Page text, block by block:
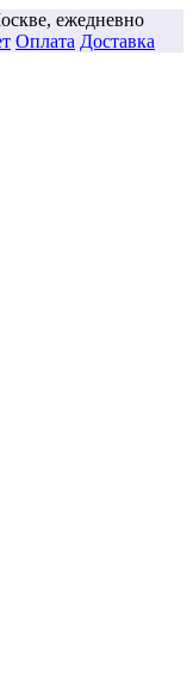
ежедневно
Оплата Доставка